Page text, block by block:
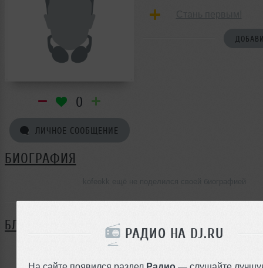
РАДИО НА DJ.RU
На сайте появился раздел Радио — слушайте
0
ЛИЧНОЕ СООБЩЕНИЕ
БИОГРАФИЯ
БЛОГ